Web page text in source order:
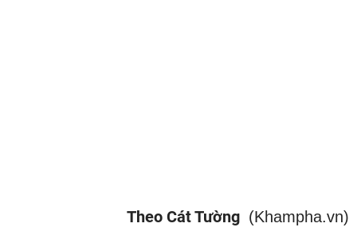
Theo Cát Tường (Khampha.vn)